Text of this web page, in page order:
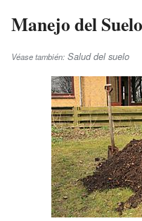
Manejo del Suelo
Véase también: Salud del suelo